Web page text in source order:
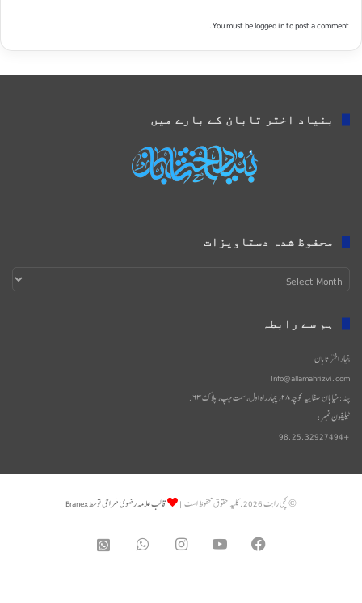
You must belogged into post a comment.
بنیاد اختر تابان کے بارے میں
محفوظ شدہ دستاویزات
محفوظ
ہم سے رابطہ
بنیاد اختر تابان
Info@allamahrizvi.com
پتہ: خیابان صفاییه کوچه۲۸، چهار‌راه اول، سمت چپ، پلاک۶۳.
ٹیلیفون نمبر:
+98,25,32927494
© کپی رایت 2026, کلیه حقوق محفوظ است | قالب علامه رضوی طراحی توسط Branex
Facebook
YouTube
Instagram
WhatsApp